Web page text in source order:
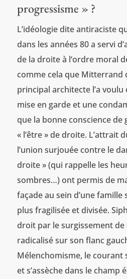
progressisme » ?
L’idéologie dite antiraciste
dans les années 80 a servi
de la droite à l‘ordre moral
comme cela que Mitterrand
principal architecte l’a voulu
mise en garde et une
que la bonne conscience de
« l’être » de droite. L’attrait
l’union surjouée contre le
droite » (qui rappelle les
sombres…) ont permis de
façade au sein d’une famille
plus fragilisée et divisée.
droit par le surgissement de
radicalisé sur son flanc
Mélenchomisme, le courant
et s’assèche dans le champ